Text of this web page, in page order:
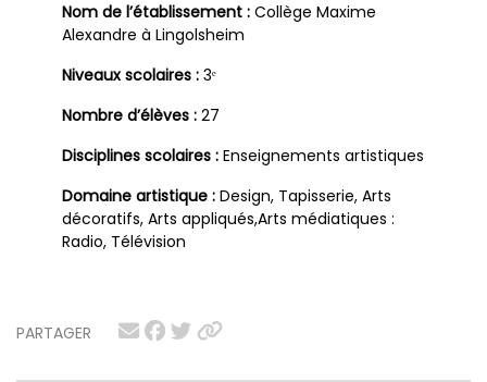
PARTAGER
Nom de l’établissement : Collège Maxime
Alexandre à Lingolsheim
Niveaux scolaires : 3ᵉ
Nombre d’élèves : 27
Disciplines scolaires : Enseignements artistiques
Domaine artistique : Design, Tapisserie, Arts
décoratifs, Arts appliqués,Arts médiatiques :
Radio, Télévision